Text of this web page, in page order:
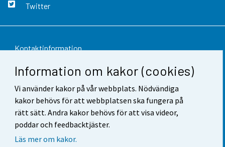
Information om kakor (cookies)
Vi använder kakor på vår webbplats. Nödvändiga
kakor behövs för att webbplatsen ska fungera på
rätt sätt. Andra kakor behövs för att visa videor,
poddar och feedbacktjäster.
Läs mer om kakor.
Twitter
Kontaktinformation
Respons
Användarvillkor
Dataskydd
Tillgänglighet